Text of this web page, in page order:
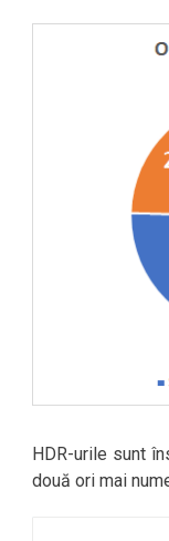
HDR-urile sunt
două ori mai